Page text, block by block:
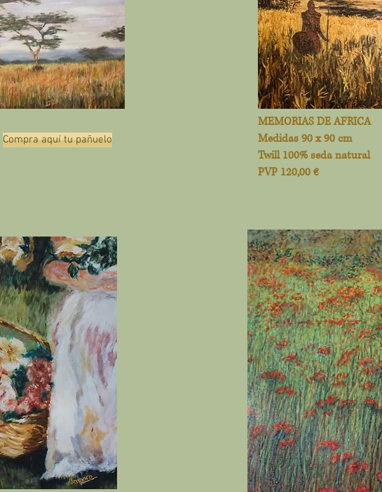
Compra aquí tu pañuelo
MEMORIAS DE AFRICA
Medidas 90 x 90 cm
Twill 100% seda natural
PVP 120,00 €